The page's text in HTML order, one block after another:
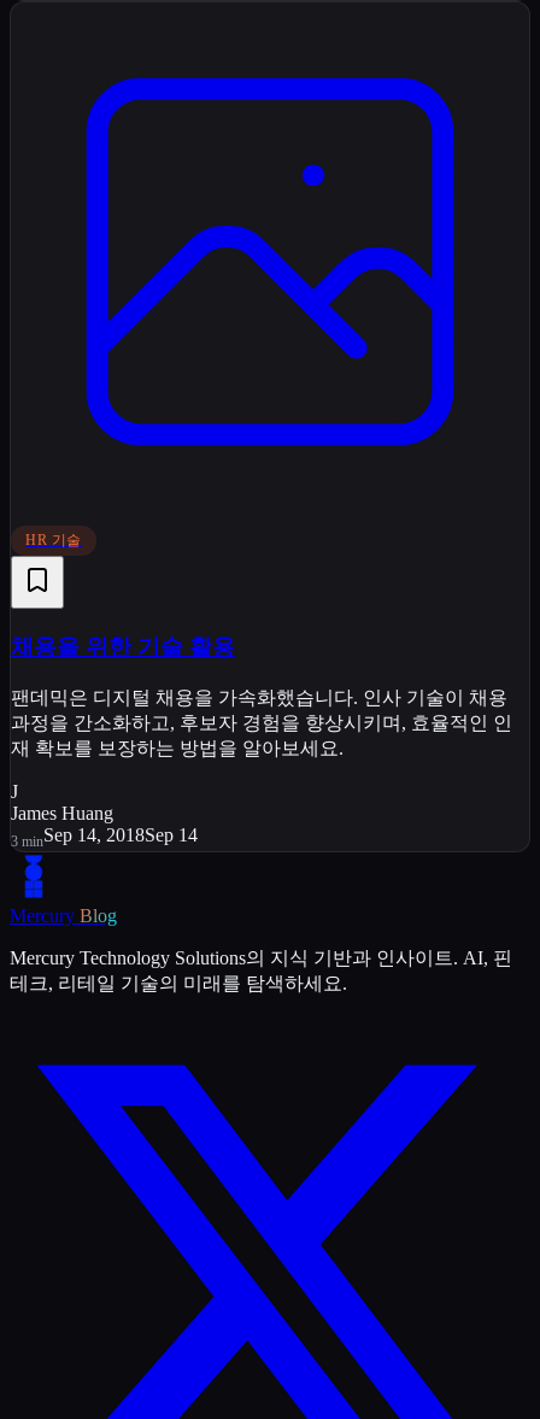
HR 기술
채용을 위한 기술 활용
팬데믹은 디지털 채용을 가속화했습니다. 인사 기술이 채용
과정을 간소화하고, 후보자 경험을 향상시키며, 효율적인 인
재 확보를 보장하는 방법을 알아보세요.
J
James Huang
3 minSep 14, 2018Sep 14
Mercury Blog
Mercury Technology Solutions의 지식 기반과 인사이트. AI, 핀
테크, 리테일 기술의 미래를 탐색하세요.